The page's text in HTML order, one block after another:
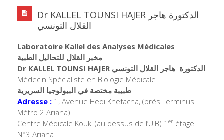
Dr KALLEL TOUNSI HAJER الدكتورة هاجر
القلال التونسي
Laboratoire Kallel des Analyses Médicales
مخبر القلال للتحاليل الطبية
Dr KALLEL TOUNSI HAJER الدكتورة هاجر القلال التونسي
Médecin Spécialiste en Biologie Médicale
طبيبة مختصة في البيولوجيا السريرية
Adresse : 1, Avenue Hedi Khefacha, (prés Terminus
Métro 2 Ariana)
Centre Médicale Kouki (au dessus de l’UIB) 1 er étage
N°3 Ariana